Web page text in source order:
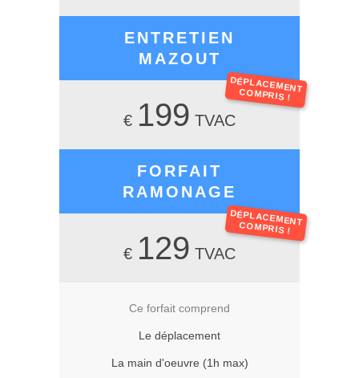
ENTRETIEN
MAZOUT
DÉPLACEMENT
COMPRIS !
€ 199 TVAC
FORFAIT
RAMONAGE
DÉPLACEMENT
COMPRIS !
€ 129 TVAC
Ce forfait comprend
Le déplacement
La main d'oeuvre (1h max)